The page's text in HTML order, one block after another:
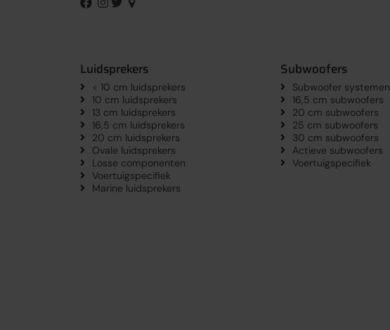
Luidsprekers
< 10 cm luidsprekers
10 cm luidsprekers
13 cm luidsprekers
16,5 cm luidsprekers
20 cm luidsprekers
Ovale luidsprekers
Losse componenten
Voertuigspecifiek
Marine luidsprekers
Subwoofers
Subwoofer systemen
16,5 cm subwoofers
20 cm subwoofers
25 cm subwoofers
30 cm subwoofers
Actieve subwoofers
Voertuigspecifiek